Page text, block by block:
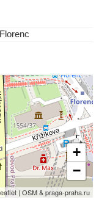
+
−
| OSM & praga-praha.ru